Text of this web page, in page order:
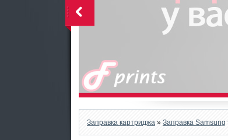
Заправка картриджа » Заправка Samsung